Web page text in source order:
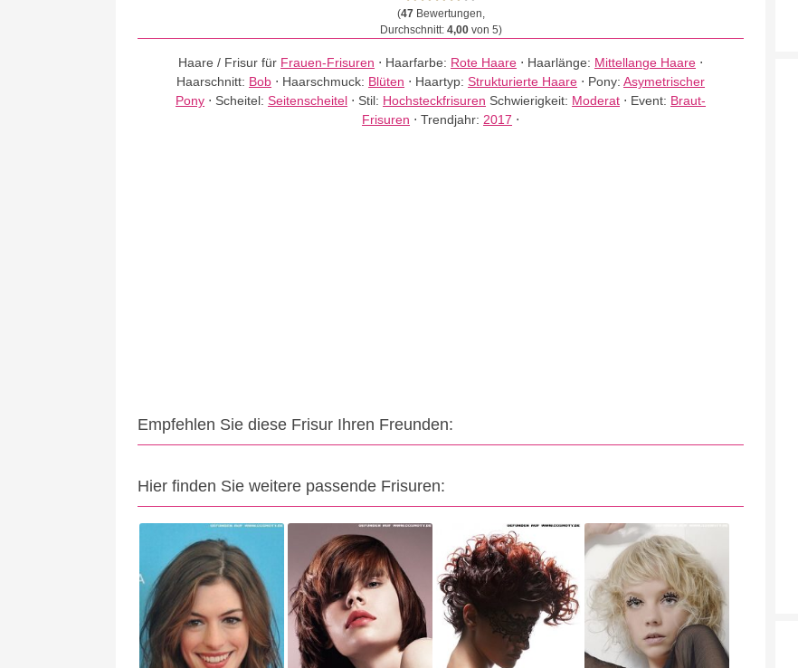
(47Bewertungen,
Durchschnitt: 4,00von 5)
Haare / Frisur für Frauen-Frisuren ⋅ Haarfarbe: Rote Haare ⋅ Haarlänge: Mittellange Haare ⋅
Haarschnitt: Bob ⋅ Haarschmuck: Blüten ⋅ Haartyp:Strukturierte Haare ⋅ Pony:Asymetrischer
Pony ⋅ Scheitel:Seitenscheitel ⋅ Stil: Hochsteckfrisuren Schwierigkeit: Moderat ⋅ Event: Braut-
Frisuren ⋅Trendjahr: 2017 ⋅
Empfehlen Sie diese Frisur Ihren Freunden:
Hier finden Sie weitere passende Frisuren: